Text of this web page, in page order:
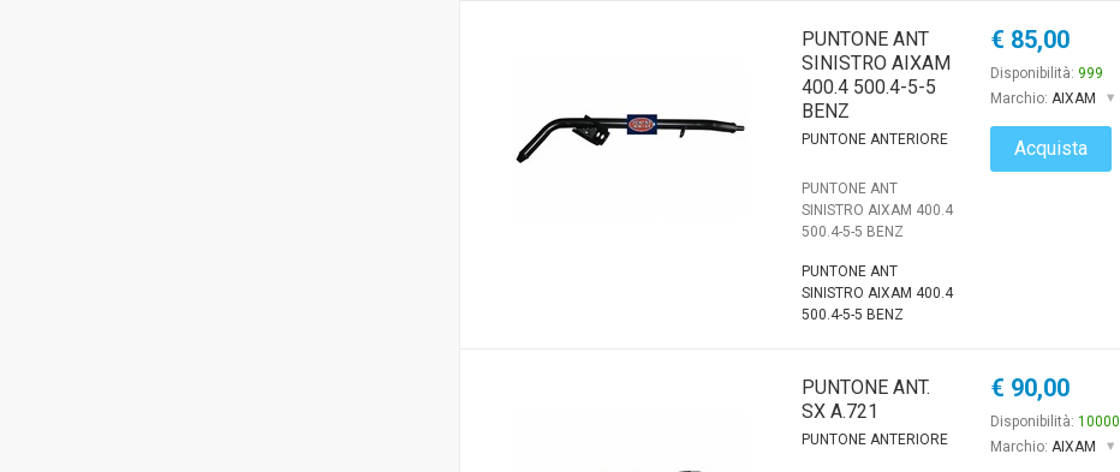
PUNTONE ANT
SINISTRO AIXAM
400.4 500.4-5-5
BENZ
PUNTONE ANTERIORE
PUNTONE ANT
SINISTRO AIXAM 400.4
500.4-5-5 BENZ
PUNTONE ANT
SINISTRO AIXAM 400.4
500.4-5-5 BENZ
€ 85,00
Disponibilità: 999
Marchio: AIXAM
Acquista
PUNTONE ANT.
SX A.721
PUNTONE ANTERIORE
€ 90,00
Disponibilità: 10000
Marchio: AIXAM